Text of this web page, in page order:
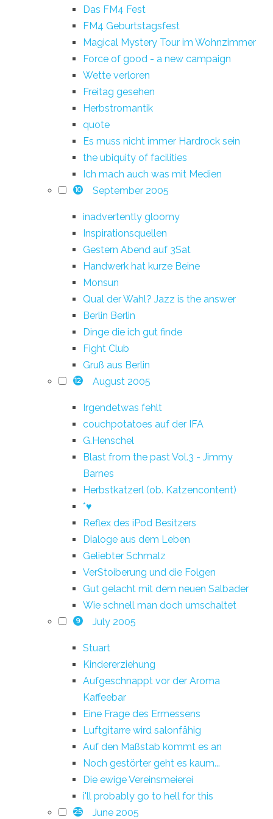
Das FM4 Fest
FM4 Geburtstagsfest
Magical Mystery Tour im Wohnzimmer
Force of good - a new campaign
Wette verloren
Freitag gesehen
Herbstromantik
quote
Es muss nicht immer Hardrock sein
the ubiquity of facilities
Ich mach auch was mit Medien
10 September 2005
inadvertently gloomy
Inspirationsquellen
Gestern Abend auf 3Sat
Handwerk hat kurze Beine
Monsun
Qual der Wahl? Jazz is the answer
Berlin Berlin
Dinge die ich gut finde
Fight Club
Gruß aus Berlin
12 August 2005
Irgendetwas fehlt
couchpotatoes auf der IFA
G.Henschel
Blast from the past Vol.3 - Jimmy
Barnes
Herbstkatzerl (ob. Katzencontent)
*♥
Reflex des iPod Besitzers
Dialoge aus dem Leben
Geliebter Schmalz
VerStoiberung und die Folgen
Gut gelacht mit dem neuen Salbader
Wie schnell man doch umschaltet
9 July 2005
Stuart
Kindererziehung
Aufgeschnappt vor der Aroma
Kaffeebar
Eine Frage des Ermessens
Luftgitarre wird salonfähig
Auf den Maßstab kommt es an
Noch gestörter geht es kaum...
Die ewige Vereinsmeierei
i'll probably go to hell for this
25 June 2005